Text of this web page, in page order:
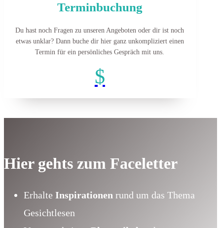
Terminbuchung
Du hast noch Fragen zu unseren Angeboten oder dir ist noch
etwas unklar? Dann buche dir hier ganz unkompliziert einen
Termin für ein persönliches Gespräch mit uns.
$
Hier gehts zum Faceletter
Erhalte Inspirationen rund um das Thema
Gesichtlesen